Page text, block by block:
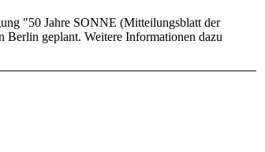
"50 Jahre SONNE (Mitteilungsblatt der
Berlin geplant. Weitere Informationen dazu